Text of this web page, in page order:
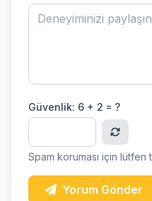
Güvenlik: 6 + 2 = ?
Spam koruması için lütfen
Yorum Gönder